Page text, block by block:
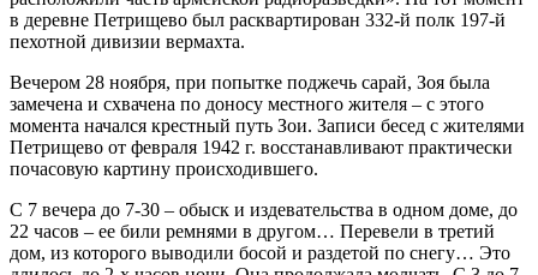
в деревне Петрищево был расквартирован 332-й полк 197-й
пехотной дивизии вермахта.
Вечером 28 ноября, при попытке поджечь сарай, Зоя была
замечена и схвачена по доносу местного жителя – с этого
момента начался крестный путь Зои. Записи бесед с жителями
Петрищево от февраля 1942 г. восстанавливают практически
почасовую картину происходившего.
С 7 вечера до 7-30 – обыск и издевательства в одном доме, до
22 часов – ее били ремнями в другом… Перевели в третий
дом, из которого выводили босой и раздетой по снегу… Это